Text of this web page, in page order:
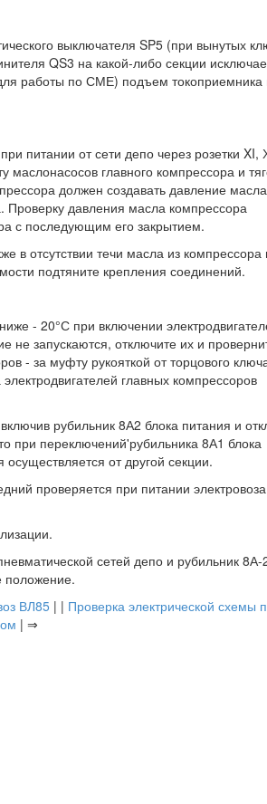
выключателя SP5 (при вынутых
QS3 на какой-либо секции
работы по СМЕ) подъем токоприемника
питании от сети депо через розетки XI,
главного компрессора и
должен создавать давление
давления масла компрессора
с последующим его закрытием.
в отсутствии течи масла из компрессора
подтяните крепления соединений.
- 20°С при включении
не запускаются, отключите их и
- за муфту рукояткой от торцового
главных компрессоров
рубильник 8А2 блока питания и
при переключений'рубильника 8А1 блока
от другой секции.
проверяется при питании
сетей депо и рубильник 8А-
положение.
ВЛ85| | Проверка электрической схемы
| ⇒